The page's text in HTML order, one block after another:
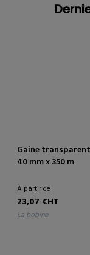
Gaine
40 mm x 350 m
À partir de
23,07 €HT
la bobine